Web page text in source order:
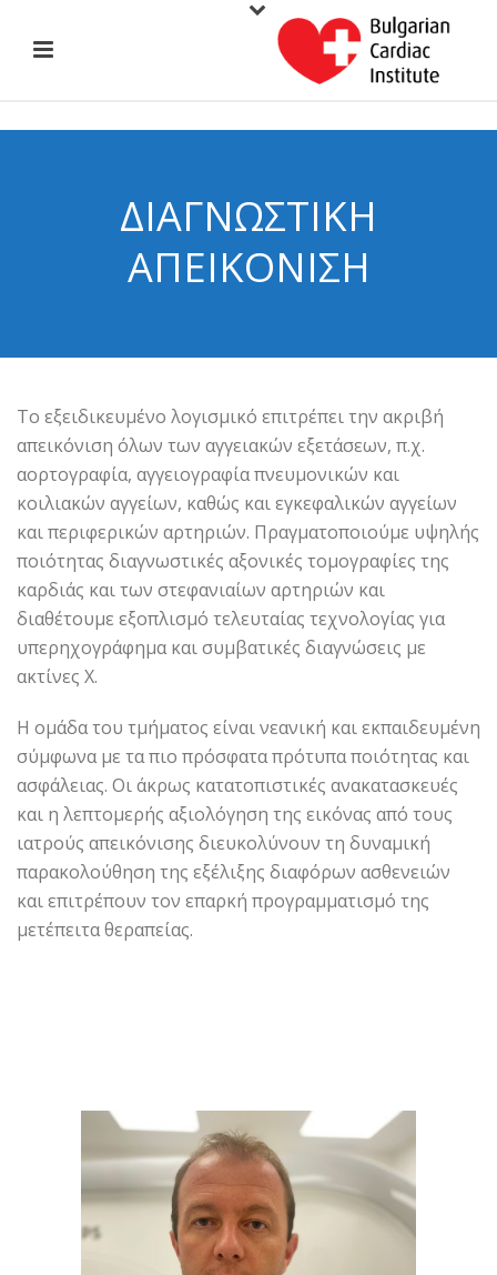
ΔΙΑΓΝΩΣΤΙΚΉ
ΑΠΕΙΚΌΝΙΣΗ
Το εξειδικευμένο λογισμικό επιτρέπει την ακριβή
απεικόνιση όλων των αγγειακών εξετάσεων, π.χ.
αορτογραφία, αγγειογραφία πνευμονικών και
κοιλιακών αγγείων, καθώς και εγκεφαλικών αγγείων
και περιφερικών αρτηριών. Πραγματοποιούμε υψηλής
ποιότητας διαγνωστικές αξονικές τομογραφίες της
καρδιάς και των στεφανιαίων αρτηριών και
διαθέτουμε εξοπλισμό τελευταίας τεχνολογίας για
υπερηχογράφημα και συμβατικές διαγνώσεις με
ακτίνες Χ.
Η ομάδα του τμήματος είναι νεανική και εκπαιδευμένη
σύμφωνα με τα πιο πρόσφατα πρότυπα ποιότητας και
ασφάλειας. Οι άκρως κατατοπιστικές ανακατασκευές
και η λεπτομερής αξιολόγηση της εικόνας από τους
ιατρούς απεικόνισης διευκολύνουν τη δυναμική
παρακολούθηση της εξέλιξης διαφόρων ασθενειών
και επιτρέπουν τον επαρκή προγραμματισμό της
μετέπειτα θεραπείας.